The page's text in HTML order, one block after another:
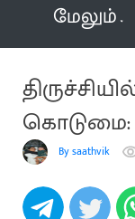
மேலும்
By saathvik